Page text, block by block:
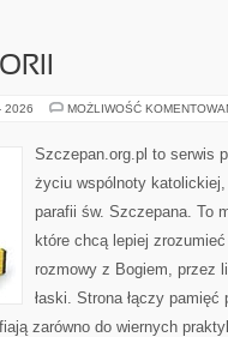
2026 MOŻLIWOŚĆ
Szczepan.org.pl to serwis
życiu wspólnoty
parafii św. Szczepana. To
które chcą lepiej
rozmowy z Bogiem, przez
łaski. Strona łączy
zarówno do wiernych